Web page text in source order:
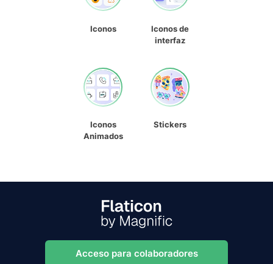
Iconos
Iconos de
interfaz
Iconos
Animados
Stickers
Acceso para colaboradores